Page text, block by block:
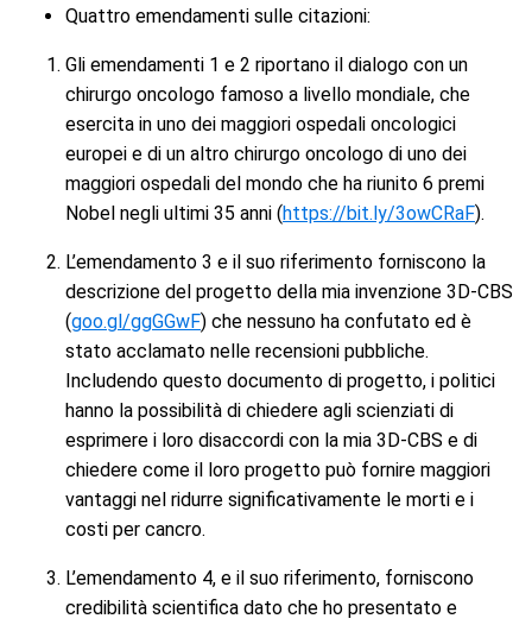
Quattro emendamenti sulle citazioni:
Gli emendamenti 1 e 2 riportano il dialogo con un
chirurgo oncologo famoso a livello mondiale, che
esercita in uno dei maggiori ospedali oncologici
europei e di un altro chirurgo oncologo di uno dei
maggiori ospedali del mondo che ha riunito 6 premi
Nobel negli ultimi 35 anni (https://bit.ly/3owCRaF).
L’emendamento 3 e il suo riferimento forniscono la
descrizione del progetto della mia invenzione 3D-CBS
(goo.gl/ggGGwF) che nessuno ha confutato ed è
stato acclamato nelle recensioni pubbliche.
Includendo questo documento di progetto, i politici
hanno la possibilità di chiedere agli scienziati di
esprimere i loro disaccordi con la mia 3D-CBS e di
chiedere come il loro progetto può fornire maggiori
vantaggi nel ridurre significativamente le morti e i
costi per cancro.
L’emendamento 4, e il suo riferimento, forniscono
credibilità scientifica dato che ho presentato e